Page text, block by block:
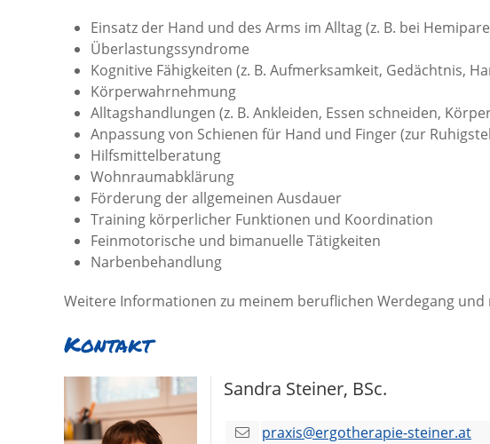
Einsatz der Hand und des Arms im Alltag (z. B. bei
Überlastungssyndrome
Kognitive Fähigkeiten (z. B. Aufmerksamkeit, Gedächtnis,
Körperwahrnehmung
Alltagshandlungen (z. B. Ankleiden, Essen schneiden,
Anpassung von Schienen für Hand und Finger (zur
Hilfsmittelberatung
Wohnraumabklärung
Förderung der allgemeinen Ausdauer
Training körperlicher Funktionen und Koordination
Feinmotorische und bimanuelle Tätigkeiten
Narbenbehandlung
Weitere Informationen zu meinem beruflichen Werdegang
Kontakt
Sandra Steiner, BSc.
praxis@ergotherapie-steiner.at